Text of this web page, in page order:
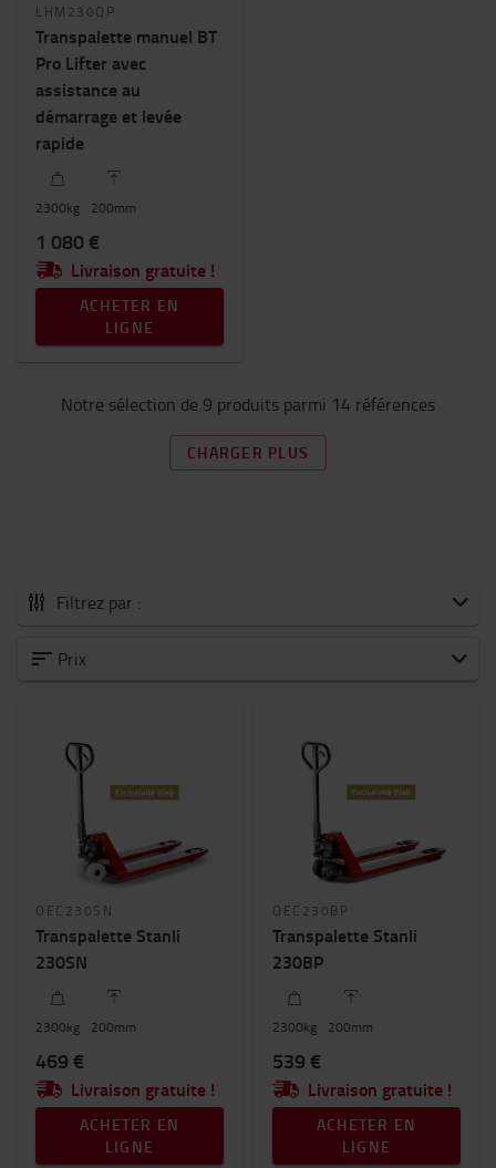
LHM230QP
Transpalette manuel BT
Pro Lifter avec
assistance au
démarrage et levée
rapide
2300kg 200mm
1 080 €
Livraison gratuite !
ACHETER EN
LIGNE
Notre sélection de 9 produits parmi 14 références
CHARGER PLUS
Filtrez par :
Tous les Transpalettes manuels
Application spécifique
Capacité nominale
Hauteur de levée (mm)
800mm
Prix
OEC230SN
Transpalette Stanli
230SN
2300kg 200mm
469 €
Livraison gratuite !
ACHETER EN
LIGNE
OEC230BP
Transpalette Stanli
230BP
2300kg 200mm
539 €
Livraison gratuite !
ACHETER EN
LIGNE